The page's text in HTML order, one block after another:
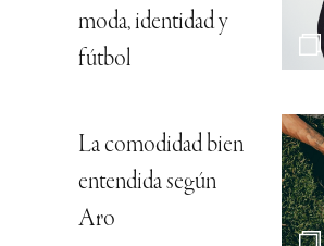
moda, identidad y
fútbol
La comodidad bien
entendida según
Aro